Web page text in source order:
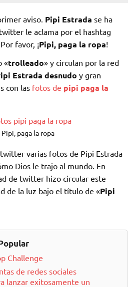
aviso. Pipi Estrada se ha
le aclama por el hashtag
favor, ¡Pipi, paga la ropa!
«trolleado» y circulan por la red
Estrada desnudo y gran
con las fotos de pipi paga la
Pipi, paga la ropa
varias fotos de Pipi Estrada
Dios le trajo al mundo. En
de twitter hizo circular este
de la luz bajo el título de «Pipi
Challenge
de redes sociales
lanzar exitosamente un